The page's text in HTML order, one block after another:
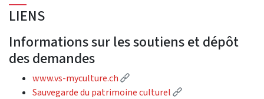
LIENS
Informations sur les soutiens et dépôt
des demandes
www.vs-myculture.ch
(External link)
Sauvegarde du patrimoine culturel
(External link)